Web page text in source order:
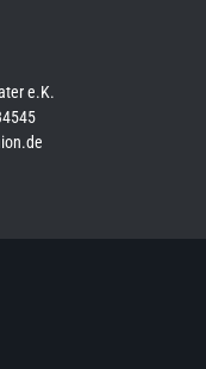
e.K.